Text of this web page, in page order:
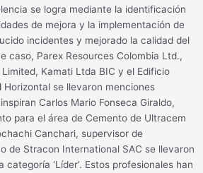
se logra mediante la identificación
de mejora y la implementación de
incidentes y mejorado la calidad del
caso, Parex Resources Colombia Ltd.,
Kamati Ltda BIC y el Edificio
Horizontal se llevaron menciones
Carlos Mario Fonseca Giraldo,
para el área de Cemento de Ultracem
Canchari, supervisor de
de Stracon International SAC se llevaron
categoría ‘Líder’. Estos profesionales han